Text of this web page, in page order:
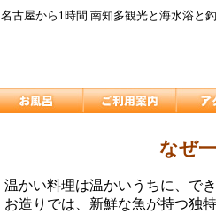
名古屋から1時間 南知多観光と海水浴と
なぜ
温かい料理は温かいうちに、で
お造りでは、新鮮な魚が持つ独